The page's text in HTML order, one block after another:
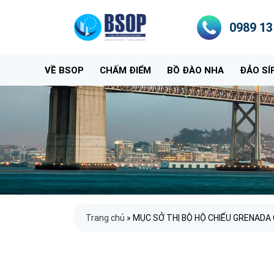
0989
VỀ BSOP CHẤM ĐIỂM BỒ ĐÀO NHA ĐẢO
Trang chủ » MỤC SỞ THỊ BỘ HỘ CHIẾU